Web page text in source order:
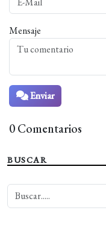
Mensaje
Enviar
0 Comentarios
BUSCAR